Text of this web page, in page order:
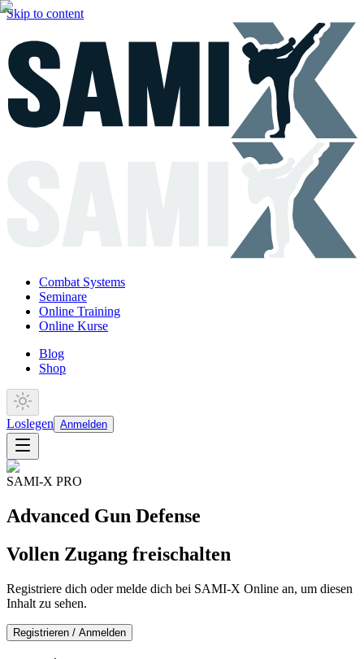
Skip to content
Combat Systems
Seminare
Online Training
Online Kurse
Blog
Shop
Loslegen Anmelden
SAMI-X PRO
Advanced Gun Defense
Vollen Zugang freischalten
Registriere dich oder melde dich bei SAMI-X Online an, um diesen
Inhalt zu sehen.
Registrieren / Anmelden